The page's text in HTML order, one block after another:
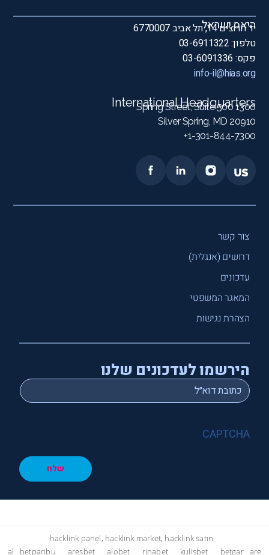
היאס ישראל
יד חרוצים 14, תל אביב 6770007
טלפון: 03-6911322
פקס: 03-6091336
info-il@hias.org
International Headquarters
1300 Spring Street, Suite 500
Silver Spring, MD 20910
1-301-844-7300+
צור קשר
דרושים (אנגלית)
עדכונים
המאגר המשפטי
הצהרת נגישות
הירשמו לעדכונים שלנו
Email
*
CAPTCHA
שלח
hacklink panel, hacklink market, hacklink satın
al
betparibu aresbet alobet rinabet kulisbet betgar are